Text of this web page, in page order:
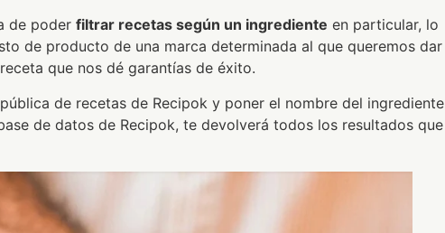
de poder filtrar recetas según un ingrediente en particular, lo
de producto de una marca determinada al que queremos dar
que nos dé garantías de éxito.
de recetas de Recipok y poner el nombre del ingrediente
de datos de Recipok, te devolverá todos los resultados que